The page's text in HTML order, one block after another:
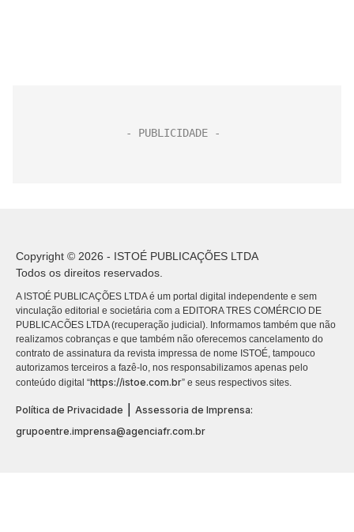
Copyright © 2026 - ISTOÉ PUBLICAÇÕES LTDA
Todos os direitos reservados.
A ISTOÉ PUBLICAÇÕES LTDA é um portal digital independente e sem
vinculação editorial e societária com a EDITORA TRES COMÉRCIO DE
PUBLICACÕES LTDA (recuperação judicial). Informamos também que não
realizamos cobranças e que também não oferecemos cancelamento do
contrato de assinatura da revista impressa de nome ISTOÉ, tampouco
autorizamos terceiros a fazê-lo, nos responsabilizamos apenas pelo
conteúdo digital “https://istoe.com.br” e seus respectivos sites.
Política de Privacidade
Assessoria de Imprensa:
grupoentre.imprensa@agenciafr.com.br